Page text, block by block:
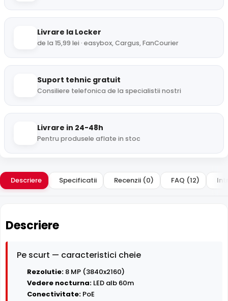
Livrare la Locker
de la 15,99 lei · easybox, Cargus, FanCourier
Suport tehnic gratuit
Consiliere telefonica de la specialistii nostri
Livrare in 24-48h
Pentru produsele aflate in stoc
Descriere Specificatii Recenzii (0) FAQ (12)
Descriere
Pe scurt — caracteristici cheie
Rezolutie: 8 MP (3840x2160)
Vedere nocturna: LED alb 60m
Conectivitate: PoE